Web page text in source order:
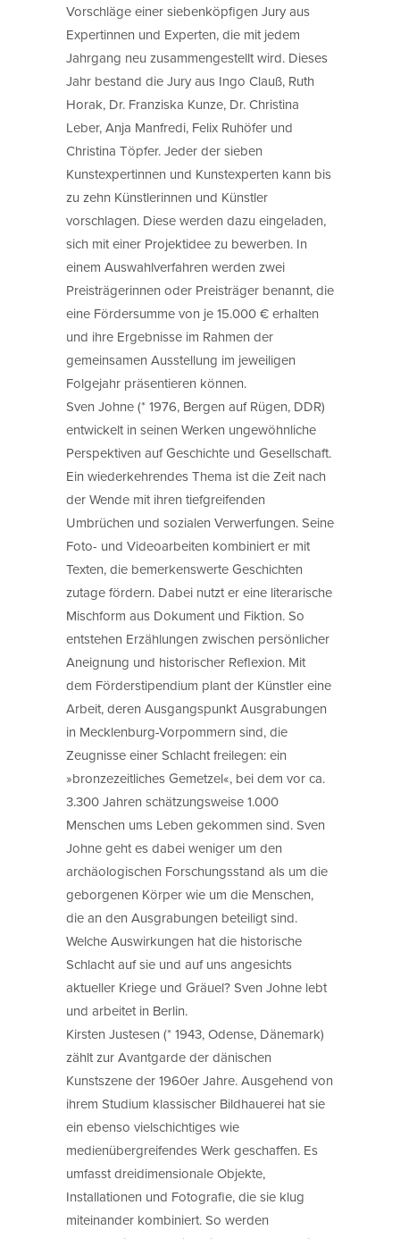
Vorschläge einer siebenköpfigen Jury aus
Expertinnen und Experten, die mit jedem
Jahrgang neu zusammengestellt wird. Dieses
Jahr bestand die Jury aus Ingo Clauß, Ruth
Horak, Dr. Franziska Kunze, Dr. Christina
Leber, Anja Manfredi, Felix Ruhöfer und
Christina Töpfer. Jeder der sieben
Kunstexpertinnen und Kunstexperten kann bis
zu zehn Künstlerinnen und Künstler
vorschlagen. Diese werden dazu eingeladen,
sich mit einer Projektidee zu bewerben. In
einem Auswahlverfahren werden zwei
Preisträgerinnen oder Preisträger benannt, die
eine Fördersumme von je 15.000 € erhalten
und ihre Ergebnisse im Rahmen der
gemeinsamen Ausstellung im jeweiligen
Folgejahr präsentieren können.
Sven Johne (* 1976, Bergen auf Rügen, DDR)
entwickelt in seinen Werken ungewöhnliche
Perspektiven auf Geschichte und Gesellschaft.
Ein wiederkehrendes Thema ist die Zeit nach
der Wende mit ihren tiefgreifenden
Umbrüchen und sozialen Verwerfungen. Seine
Foto- und Videoarbeiten kombiniert er mit
Texten, die bemerkenswerte Geschichten
zutage fördern. Dabei nutzt er eine literarische
Mischform aus Dokument und Fiktion. So
entstehen Erzählungen zwischen persönlicher
Aneignung und historischer Reflexion. Mit
dem Förderstipendium plant der Künstler eine
Arbeit, deren Ausgangspunkt Ausgrabungen
in Mecklenburg-Vorpommern sind, die
Zeugnisse einer Schlacht freilegen: ein
»bronzezeitliches Gemetzel«, bei dem vor ca.
3.300 Jahren schätzungsweise 1.000
Menschen ums Leben gekommen sind. Sven
Johne geht es dabei weniger um den
archäologischen Forschungsstand als um die
geborgenen Körper wie um die Menschen,
die an den Ausgrabungen beteiligt sind.
Welche Auswirkungen hat die historische
Schlacht auf sie und auf uns angesichts
aktueller Kriege und Gräuel? Sven Johne lebt
und arbeitet in Berlin.
Kirsten Justesen (* 1943, Odense, Dänemark)
zählt zur Avantgarde der dänischen
Kunstszene der 1960er Jahre. Ausgehend von
ihrem Studium klassischer Bildhauerei hat sie
ein ebenso vielschichtiges wie
medienübergreifendes Werk geschaffen. Es
umfasst dreidimensionale Objekte,
Installationen und Fotografie, die sie klug
miteinander kombiniert. So werden